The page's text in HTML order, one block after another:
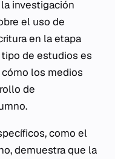
investigación
el uso de
en la etapa
de estudios es
los medios
de
como el
demuestra que la